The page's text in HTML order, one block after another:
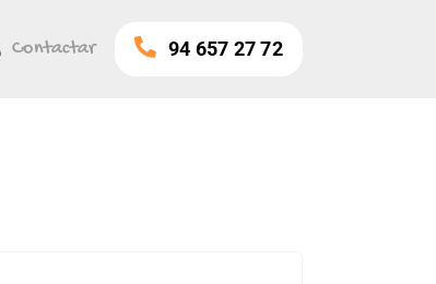
Contactar 94 657 27 72